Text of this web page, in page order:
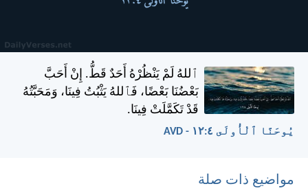
ٱللهُ لَمْ يَنْظُرْهُ أَحَدٌ قَطُّ. إِنْ أَحَبَّ
بَعْضُنَا بَعْضًا، فَٱللهُ يَثْبُتُ فِينَا، وَمَحَبَّتُهُ
قَدْ تَكَمَّلَتْ فِينَا.
يُوحَنَّا ٱلْأُولَى ٤:‏١٢ - AVD
مواضيع ذات صلة